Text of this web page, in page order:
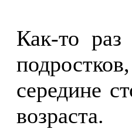
Как-то
середине